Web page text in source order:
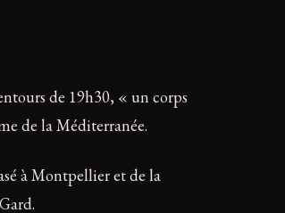
de 19h30, « un corps
de la Méditerranée.
à Montpellier et de la